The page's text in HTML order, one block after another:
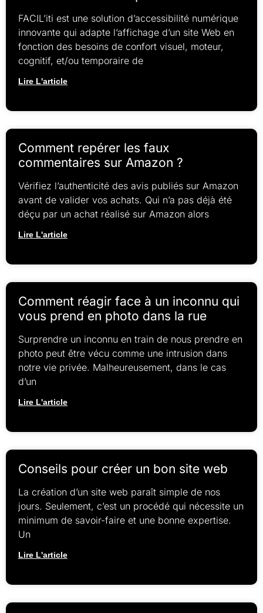
FACIL’iti est une solution d’accessibilité numérique
innovante qui adapte l’affichage d’un site Web en
fonction des besoins de confort visuel, moteur,
cognitif, et/ou temporaire de
Lire L'article
Comment repérer les faux
commentaires sur Amazon ?
Vérifiez l’authenticité des avis publiés sur Amazon
avant de valider vos achats. Qui n’a pas déjà été
déçu par un achat réalisé sur Amazon alors
Lire L'article
Comment réagir face à un inconnu qui
vous prend en photo dans la rue
Surprendre un inconnu en train de nous prendre en
photo peut être vécu comme une intrusion dans
notre vie privée. Malheureusement, dans le cas
d’un
Lire L'article
Conseils pour créer un bon site web
La création d’un site web paraît simple de nos
jours. Seulement, c’est un procédé qui nécessite un
minimum de savoir-faire et une bonne expertise.
Un
Lire L'article